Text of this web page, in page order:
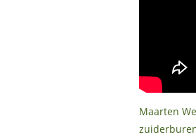
Maarten